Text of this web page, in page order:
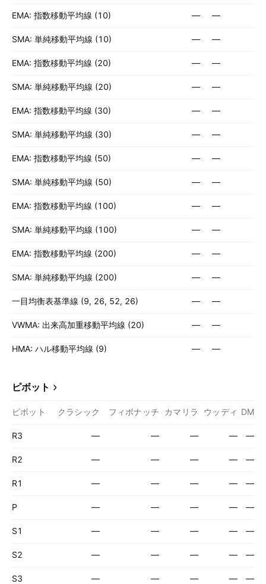
EMA: 指数移動平均線 (10) — —
SMA: 単純移動平均線 (10) — —
EMA: 指数移動平均線 (20) — —
SMA: 単純移動平均線 (20) — —
EMA: 指数移動平均線 (30) — —
SMA: 単純移動平均線 (30) — —
EMA: 指数移動平均線 (50) — —
SMA: 単純移動平均線 (50) — —
EMA: 指数移動平均線 (100) — —
SMA: 単純移動平均線 (100) — —
EMA: 指数移動平均線 (200) — —
SMA: 単純移動平均線 (200) — —
一目均衡表基準線 (9, 26, 52, 26) — —
VWMA: 出来高加重移動平均線 (20) — —
HMA: ハル移動平均線 (9) — —
ピボット
ピボット クラシック フィボナッチ カマリラ ウッディ DM
R3 — — — — —
R2 — — — — —
R1 — — — — —
P — — — — —
S1 — — — — —
S2 — — — — —
S3 — — — — —